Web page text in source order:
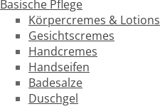
Basische Pflege
Körpercremes & Lotions
Gesichtscremes
Handcremes
Handseifen
Badesalze
Duschgel